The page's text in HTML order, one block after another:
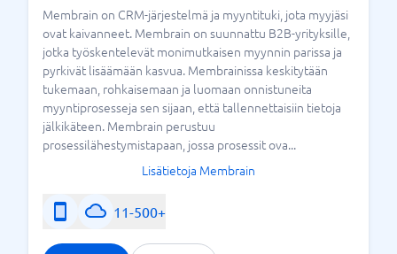
Membrain on CRM-järjestelmä ja myyntituki, jota myyjäsi
ovat kaivanneet. Membrain on suunnattu B2B-yrityksille,
jotka työskentelevät monimutkaisen myynnin parissa ja
pyrkivät lisäämään kasvua. Membrainissa keskitytään
tukemaan, rohkaisemaan ja luomaan onnistuneita
myyntiprosesseja sen sijaan, että tallennettaisiin tietoja
jälkikäteen. Membrain perustuu
prosessilähestymistapaan, jossa prosessit ova...
Lisätietoja Membrain
11-500+